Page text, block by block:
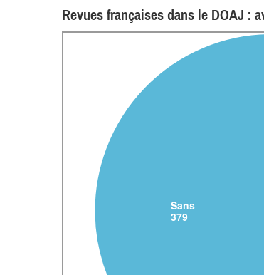
Revues françaises dans le DOAJ :